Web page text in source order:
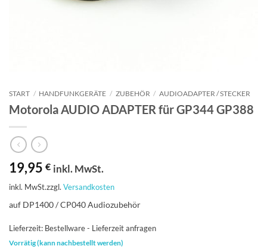
START / HANDFUNKGERÄTE / ZUBEHÖR / AUDIOADAPTER / STECKER
Motorola AUDIO ADAPTER für GP344 GP388
19,95 € inkl. MwSt.
inkl. MwSt.zzgl. Versandkosten
auf DP1400 / CP040 Audiozubehör
Lieferzeit: Bestellware - Lieferzeit anfragen
Vorrätig (kann nachbestellt werden)